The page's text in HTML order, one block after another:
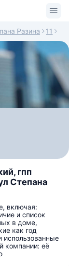
Разина 11
гпп
Степана
включая:
и список
в доме,
как год
использованные
компании: её